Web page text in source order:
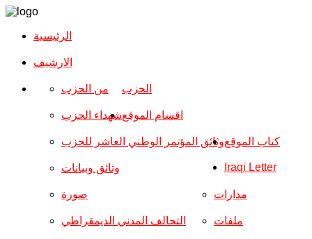
الرئيسية
الارشیف
الحزب من الحزب
شهداء الحزب
وثائق المؤتمر الوطني العاشر للحزب
وثائق وبيانات
اقسام الموقع
صورة
التحالف المدني الديمقراطي
مدارات
ملفات
كتاب الموقع
Iraqi Letter